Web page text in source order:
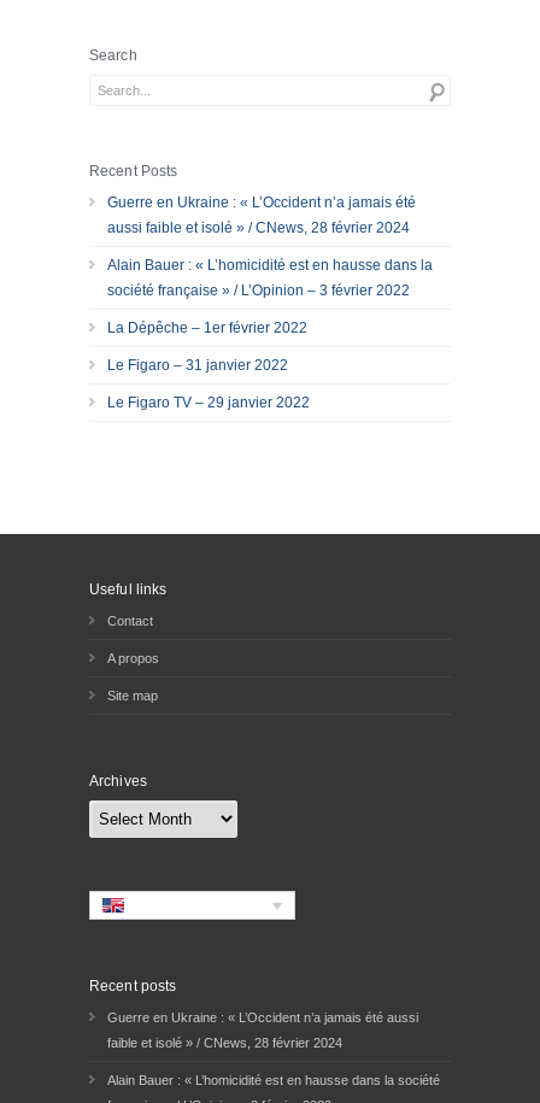
Search
Recent Posts
Guerre en Ukraine : « L’Occident n’a jamais été
aussi faible et isolé » / CNews, 28 février 2024
Alain Bauer : « L’homicidité est en hausse dans la
société française » / L’Opinion – 3 février 2022
La Dépêche – 1er février 2022
Le Figaro – 31 janvier 2022
Le Figaro TV – 29 janvier 2022
Useful links
Contact
A propos
Site map
Archives
Archives
Recent posts
Guerre en Ukraine : « L’Occident n’a jamais été aussi
faible et isolé » / CNews, 28 février 2024
Alain Bauer : « L’homicidité est en hausse dans la société